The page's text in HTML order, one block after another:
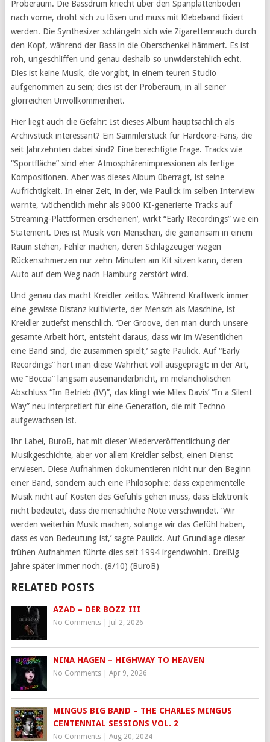
Proberaum. Die Bassdrum kriecht über den Spanplattenboden
nach vorne, droht sich zu lösen und muss mit Klebeband fixiert
werden. Die Synthesizer schlängeln sich wie Zigarettenrauch durch
den Kopf, während der Bass in die Oberschenkel hämmert. Es ist
roh, ungeschliffen und genau deshalb so unwiderstehlich echt.
Dies ist keine Musik, die vorgibt, in einem teuren Studio
aufgenommen zu sein; dies ist der Proberaum, in all seiner
glorreichen Unvollkommenheit.
Hier liegt auch die Gefahr: Ist dieses Album hauptsächlich als
Archivstück interessant? Ein Sammlerstück für Hardcore-Fans, die
seit Jahrzehnten dabei sind? Eine berechtigte Frage. Tracks wie
“Sportfläche” sind eher Atmosphärenimpressionen als fertige
Kompositionen. Aber was dieses Album überragt, ist seine
Aufrichtigkeit. In einer Zeit, in der, wie Paulick im selben Interview
warnte, ‘wöchentlich mehr als 9000 KI-generierte Tracks auf
Streaming-Plattformen erscheinen’, wirkt “Early Recordings” wie ein
Statement. Dies ist Musik von Menschen, die gemeinsam in einem
Raum stehen, Fehler machen, deren Schlagzeuger wegen
Rückenschmerzen nur zehn Minuten am Kit sitzen kann, deren
Auto auf dem Weg nach Hamburg zerstört wird.
Und genau das macht Kreidler zeitlos. Während Kraftwerk immer
eine gewisse Distanz kultivierte, der Mensch als Maschine, ist
Kreidler zutiefst menschlich. ‘Der Groove, den man durch unsere
gesamte Arbeit hört, entsteht daraus, dass wir im Wesentlichen
eine Band sind, die zusammen spielt,’ sagte Paulick. Auf “Early
Recordings” hört man diese Wahrheit voll ausgeprägt: in der Art,
wie “Boccia” langsam auseinanderbricht, im melancholischen
Abschluss “Im Betrieb (IV)”, das klingt wie Miles Davis’ “In a Silent
Way” neu interpretiert für eine Generation, die mit Techno
aufgewachsen ist.
Ihr Label, BuroB, hat mit dieser Wiederveröffentlichung der
Musikgeschichte, aber vor allem Kreidler selbst, einen Dienst
erwiesen. Diese Aufnahmen dokumentieren nicht nur den Beginn
einer Band, sondern auch eine Philosophie: dass experimentelle
Musik nicht auf Kosten des Gefühls gehen muss, dass Elektronik
nicht bedeutet, dass die menschliche Note verschwindet. ‘Wir
werden weiterhin Musik machen, solange wir das Gefühl haben,
dass es von Bedeutung ist,’ sagte Paulick. Auf Grundlage dieser
frühen Aufnahmen führte dies seit 1994 irgendwohin. Dreißig
Jahre später immer noch. (8/10) (BuroB)
RELATED POSTS
AZAD – DER BOZZ III
No Comments| Jul 2, 2026
NINA HAGEN – HIGHWAY TO HEAVEN
No Comments| Apr 9, 2026
MINGUS BIG BAND – THE CHARLES MINGUS
CENTENNIAL SESSIONS VOL. 2
No Comments| Aug 20, 2024